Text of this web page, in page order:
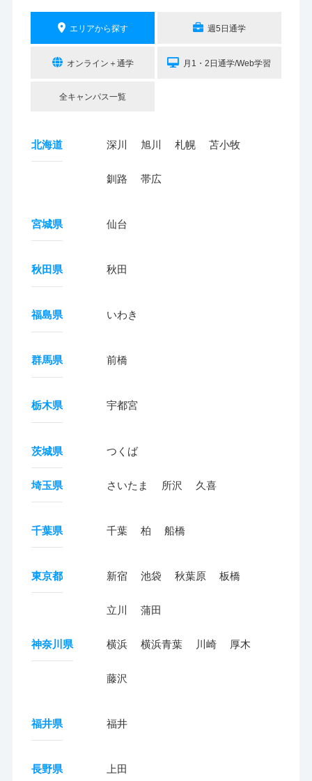
エリアから探す 週5日通学
オンライン＋通学 月1・2日通学/Web学習
全キャンパス一覧
北海道 深川 旭川 札幌 苫小牧
釧路 帯広
宮城県 仙台
秋田県 秋田
福島県 いわき
群馬県 前橋
栃木県 宇都宮
茨城県 つくば
埼玉県 さいたま 所沢 久喜
千葉県 千葉 柏 船橋
東京都 新宿 池袋 秋葉原 板橋
立川 蒲田
神奈川県 横浜 横浜青葉 川崎 厚木
藤沢
福井県 福井
長野県 上田